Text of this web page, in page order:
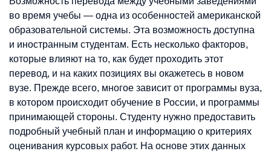
во время учебы — одна из особенностей американской
образовательной системы. Эта возможность доступна
и иностранным студентам. Есть несколько факторов,
которые влияют на то, как будет проходить этот
перевод, и на каких позициях вы окажетесь в новом
вузе. Прежде всего, многое зависит от программы вуза,
в котором происходит обучение в России, и программы
принимающей стороны. Студенту нужно предоставить
подробный учебный план и информацию о критериях
оценивания курсовых работ. На основе этих данных